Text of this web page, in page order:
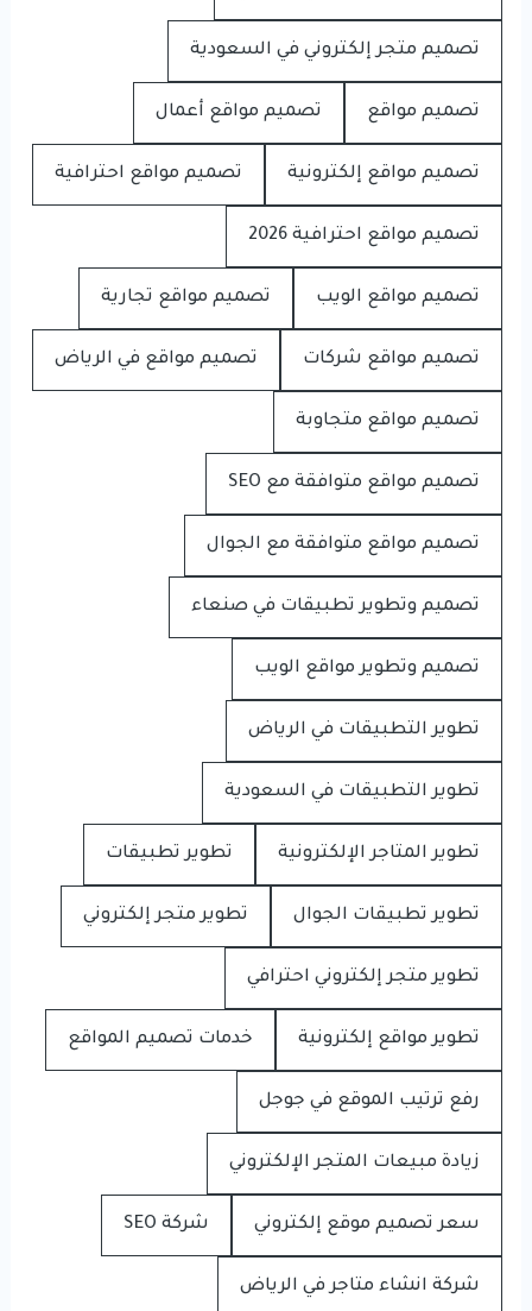
تصميم متجر إلكتروني في السعودية
تصميم مواقع تصميم مواقع أعمال
تصميم مواقع إلكترونية تصميم مواقع احترافية
تصميم مواقع احترافية 2026
تصميم مواقع الويب تصميم مواقع تجارية
تصميم مواقع شركات تصميم مواقع في الرياض
تصميم مواقع متجاوبة
تصميم مواقع متوافقة مع SEO
تصميم مواقع متوافقة مع الجوال
تصميم وتطوير تطبيقات في صنعاء
تصميم وتطوير مواقع الويب
تطوير التطبيقات في الرياض
تطوير التطبيقات في السعودية
تطوير المتاجر الإلكترونية تطوير تطبيقات
تطوير تطبيقات الجوال تطوير متجر إلكتروني
تطوير متجر إلكتروني احترافي
تطوير مواقع إلكترونية خدمات تصميم المواقع
رفع ترتيب الموقع في جوجل
زيادة مبيعات المتجر الإلكتروني
سعر تصميم موقع إلكتروني شركة SEO
شركة انشاء متاجر في الرياض